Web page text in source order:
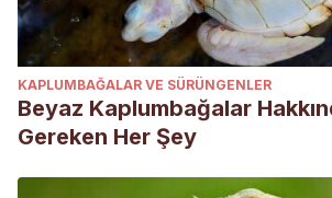
KAPLUMBAĞALAR VE SÜRÜNGENLER
Beyaz Kaplumbağalar
Gereken Her Şey